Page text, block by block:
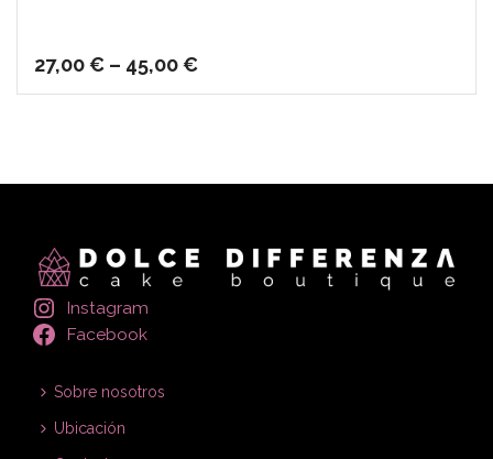
27,00€ – 45,00€
Instagram
Facebook
Sobre nosotros
Ubicación